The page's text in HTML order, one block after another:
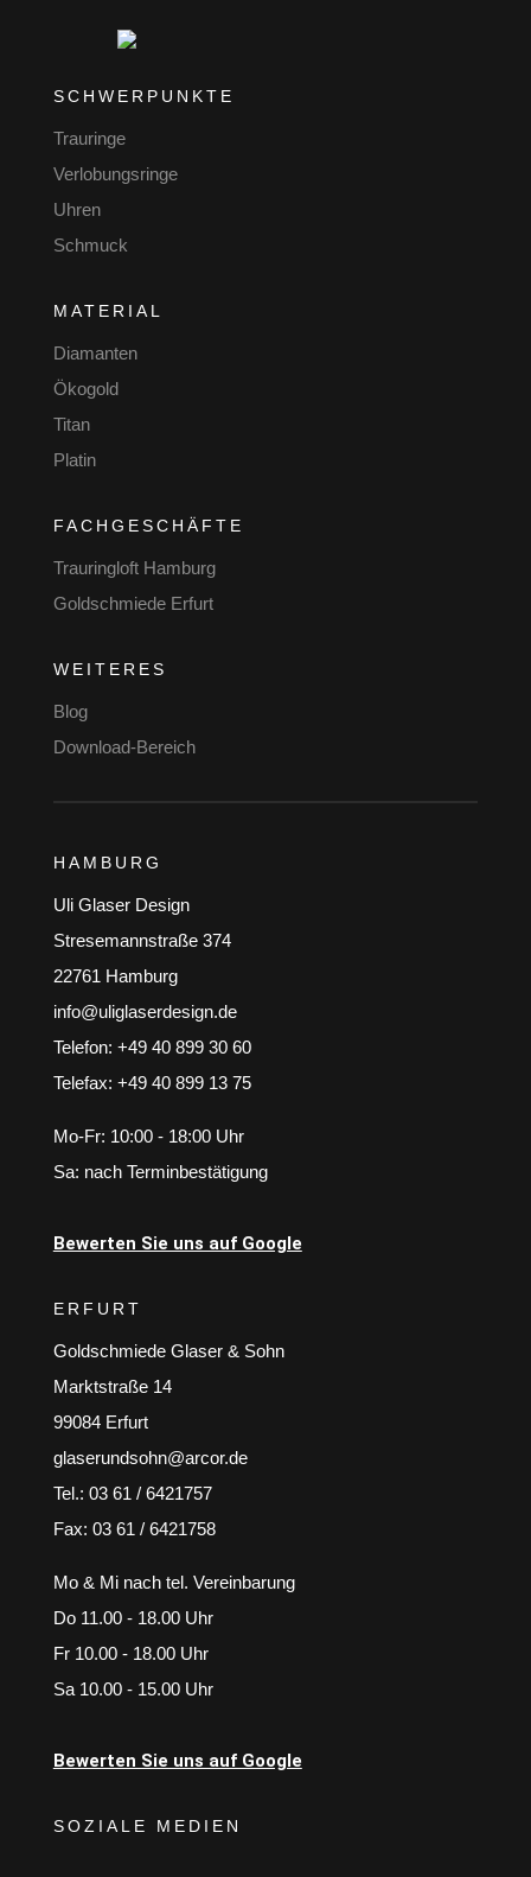
SCHWERPUNKTE
Trauringe
Verlobungsringe
Uhren
Schmuck
MATERIAL
Diamanten
Ökogold
Titan
Platin
FACHGESCHÄFTE
Trauringloft Hamburg
Goldschmiede Erfurt
WEITERES
Blog
Download-Bereich
HAMBURG
Uli Glaser Design
Stresemannstraße 374
22761 Hamburg
info@uliglaserdesign.de
Telefon: +49 40 899 30 60
Telefax: +49 40 899 13 75
Mo-Fr: 10:00 - 18:00 Uhr
Sa: nach Terminbestätigung
Bewerten Sie uns auf Google
ERFURT
Goldschmiede Glaser & Sohn
Marktstraße 14
99084 Erfurt
glaserundsohn@arcor.de
Tel.: 03 61 / 6421757
Fax: 03 61 / 6421758
Mo & Mi nach tel. Vereinbarung
Do 11.00 - 18.00 Uhr
Fr 10.00 - 18.00 Uhr
Sa 10.00 - 15.00 Uhr
Bewerten Sie uns auf Google
SOZIALE MEDIEN